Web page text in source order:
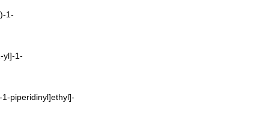
1-
yl]-1-
piperidinyl]ethyl]-